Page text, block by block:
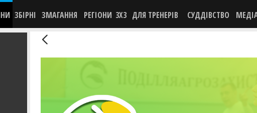
ЗБІРНІ ЗМАГАННЯ РЕГІОНИ 3X3 ДЛЯ ТРЕНЕРІВ СУДДІВСТВО